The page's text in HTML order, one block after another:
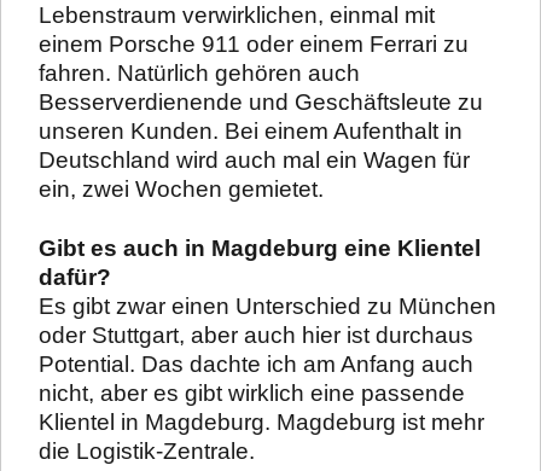
Lebenstraum verwirklichen, einmal mit
einem Porsche 911 oder einem Ferrari zu
fahren. Natürlich gehören auch
Besserverdienende und Geschäftsleute zu
unseren Kunden. Bei einem Aufenthalt in
Deutschland wird auch mal ein Wagen für
ein, zwei Wochen gemietet.
Gibt es auch in Magdeburg eine Klientel
dafür?
Es gibt zwar einen Unterschied zu München
oder Stuttgart, aber auch hier ist durchaus
Potential. Das dachte ich am Anfang auch
nicht, aber es gibt wirklich eine passende
Klientel in Magdeburg. Magdeburg ist mehr
die Logistik-Zentrale.